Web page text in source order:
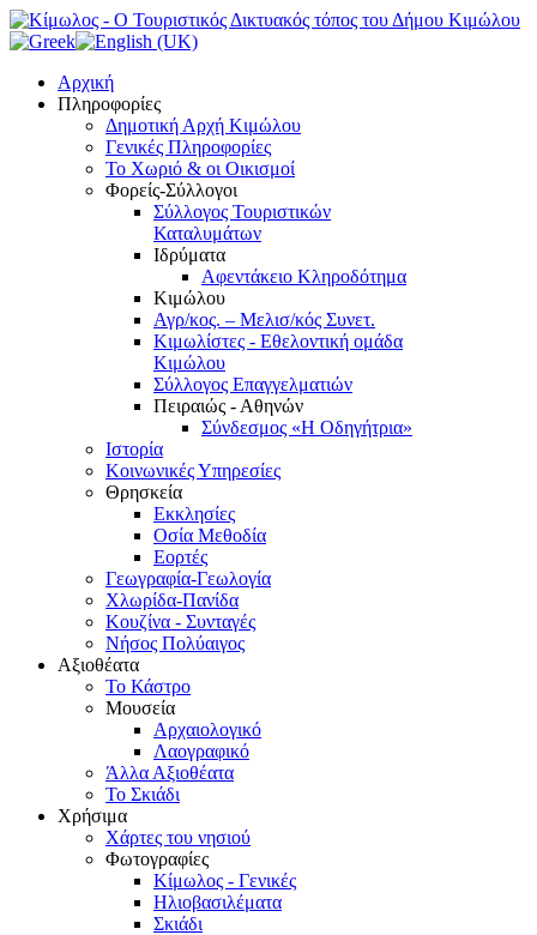
Αρχική
Πληροφορίες
Δημοτική Αρχή Κιμώλου
Γενικές Πληροφορίες
Το Xωριό & οι Οικισμοί
Φορείς-Σύλλογοι
Σύλλογος Τουριστικών
Καταλυμάτων
Ιδρύματα
Αφεντάκειο Κληροδότημα
Κιμώλου
Αγρ/κος. – Μελισ/κός Συνετ.
Κιμωλίστες - Εθελοντική ομάδα
Κιμώλου
Σύλλογος Επαγγελματιών
Πειραιώς - Αθηνών
Σύνδεσμος «Η Οδηγήτρια»
Ιστορία
Κοινωνικές Υπηρεσίες
Θρησκεία
Εκκλησίες
Οσία Μεθοδία
Εορτές
Γεωγραφία-Γεωλογία
Χλωρίδα-Πανίδα
Κουζίνα - Συνταγές
Νήσος Πολύαιγος
Αξιοθέατα
Το Κάστρο
Μουσεία
Αρχαιολογικό
Λαογραφικό
Άλλα Αξιοθέατα
Το Σκιάδι
Χρήσιμα
Χάρτες του νησιού
Φωτογραφίες
Κίμωλος - Γενικές
Ηλιοβασιλέματα
Σκιάδι